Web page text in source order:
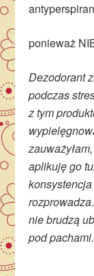
ponieważ
Dezodorant
podczas
z tym
aplikuję go
nie brudzą
pod pachami.